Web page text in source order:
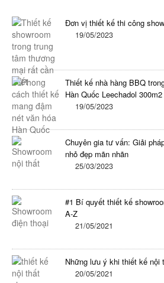
Đơn vị thiết kế thi công
19/05/2023
Thiết kế nhà hàng BBQ
Hàn Quốc Leechadol 300m2
19/05/2023
Chuyên gia tư vấn: Giải
nhỏ đẹp mãn nhãn
25/03/2023
#1 Bí quyết thiết kế
A-Z
21/05/2021
Những lưu ý khi thiết kế nội
20/05/2021